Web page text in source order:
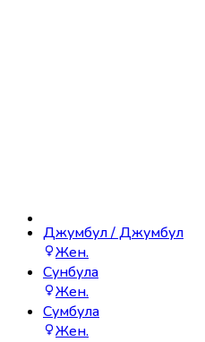
Джумбул / Джумбул
Жен.
Сунбула
Жен.
Сумбула
Жен.